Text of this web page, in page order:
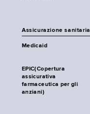
Assicurazione sanitaria
Medicaid
EPIC(Copertura
assicurativa
farmaceutica per gli
anziani)